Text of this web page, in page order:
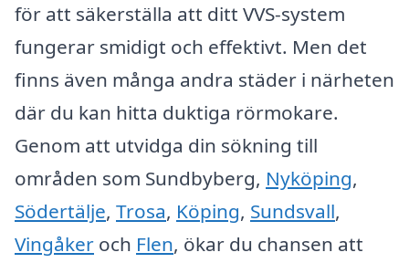
för att säkerställa att ditt VVS-system
fungerar smidigt och effektivt. Men det
finns även många andra städer i närheten
där du kan hitta duktiga rörmokare.
Genom att utvidga din sökning till
områden som Sundbyberg, Nyköping,
Södertälje, Trosa, Köping, Sundsvall,
Vingåker och Flen, ökar du chansen att